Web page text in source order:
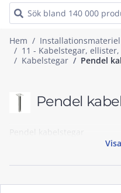
Hem
Installationsmateriel
11 - Kabelstegar,
Kabelstegar
Pendel
Pendel
Pendel kabelstegar